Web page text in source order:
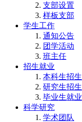
支部设置
样板支部
学生工作
通知公告
团学活动
班主任
招生就业
本科生招生
研究生招生
毕业生就业
科学研究
学术团队